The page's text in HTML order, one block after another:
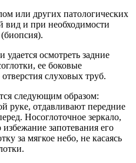
или других патологических
и при необходимости
осмотреть задние
ее боковые
слуховых труб.
следующим образом:
руке, отдавливают передние
Носоглоточное зеркало,
запотевания его
за мягкое небо, не касаясь